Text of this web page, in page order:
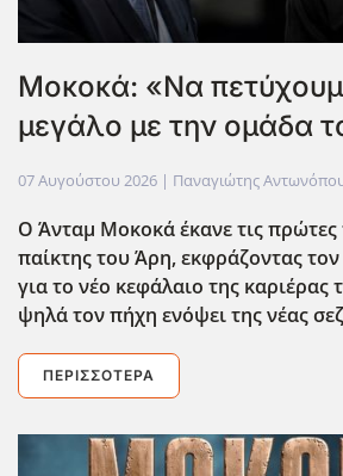
Μοκοκά: «Να
μεγάλο με την ομάδα
07 Αυγούστου 2026 | Παναγιώτης
Ο Άνταμ Μοκοκά έκανε τις
παίκτης του Άρη, εκφράζοντας
για το νέο κεφάλαιο της καριέρας
ψηλά τον πήχη ενόψει της νέας
ΠΕΡΙΣΣΌΤΕΡΑ